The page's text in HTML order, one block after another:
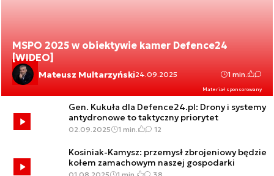
MSPO 2025 w obiektywie kamer Defence24
[WIDEO]
Mateusz Multarzyński24.09.2025
Materiał sponsorowany
1 min.
Gen. Kukuła dla Defence24.pl: Drony i systemy
antydronowe to taktyczny priorytet
02.09.2025 1 min. 12
Kosiniak-Kamysz: przemysł zbrojeniowy będzie
kołem zamachowym naszej gospodarki